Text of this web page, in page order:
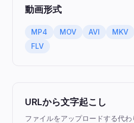
動画形式
MP4 MOV AVI MKV
FLV
URLから文字起こし
ファイルをアップロードする代